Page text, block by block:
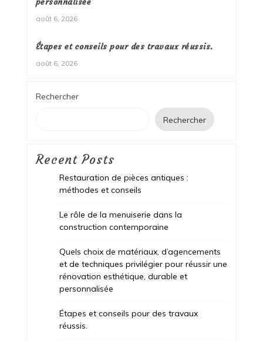
août 6, 2026
Étapes et conseils pour des travaux réussis.
août 6, 2026
Rechercher
Rechercher
Recent Posts
Restauration de pièces antiques :
méthodes et conseils
Le rôle de la menuiserie dans la
construction contemporaine
Quels choix de matériaux, d’agencements
et de techniques privilégier pour réussir une
rénovation esthétique, durable et
personnalisée
Étapes et conseils pour des travaux
réussis.